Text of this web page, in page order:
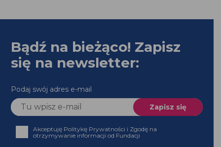
Bądź na bieżąco! Zapisz
się na newsletter:
Podaj swój adres e-mail
Akceptuję Politykę Prywatności i Zgodę na
otrzymywanie informacji od Fundacji